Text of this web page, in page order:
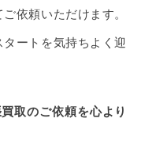
依頼いただけます。
ートを気持ちよく迎
取のご依頼を心より